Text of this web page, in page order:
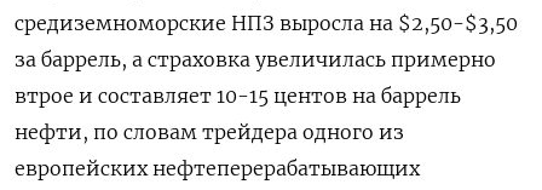
средиземноморские НПЗ выросла на $2,50-$3,50
за баррель, а страховка увеличилась примерно
втрое и составляет 10-15 центов на баррель
нефти, по словам трейдера одного из
европейских нефтеперерабатывающих